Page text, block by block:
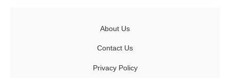
About Us
Contact Us
Privacy Policy